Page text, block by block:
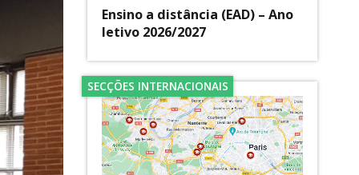
Ensino a distância (EAD) – Ano
letivo 2026/2027
SECÇÕES INTERNACIONAIS